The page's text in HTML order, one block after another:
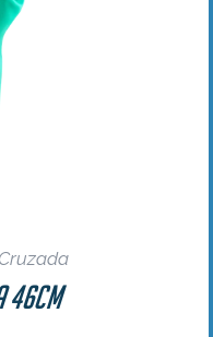
46cm